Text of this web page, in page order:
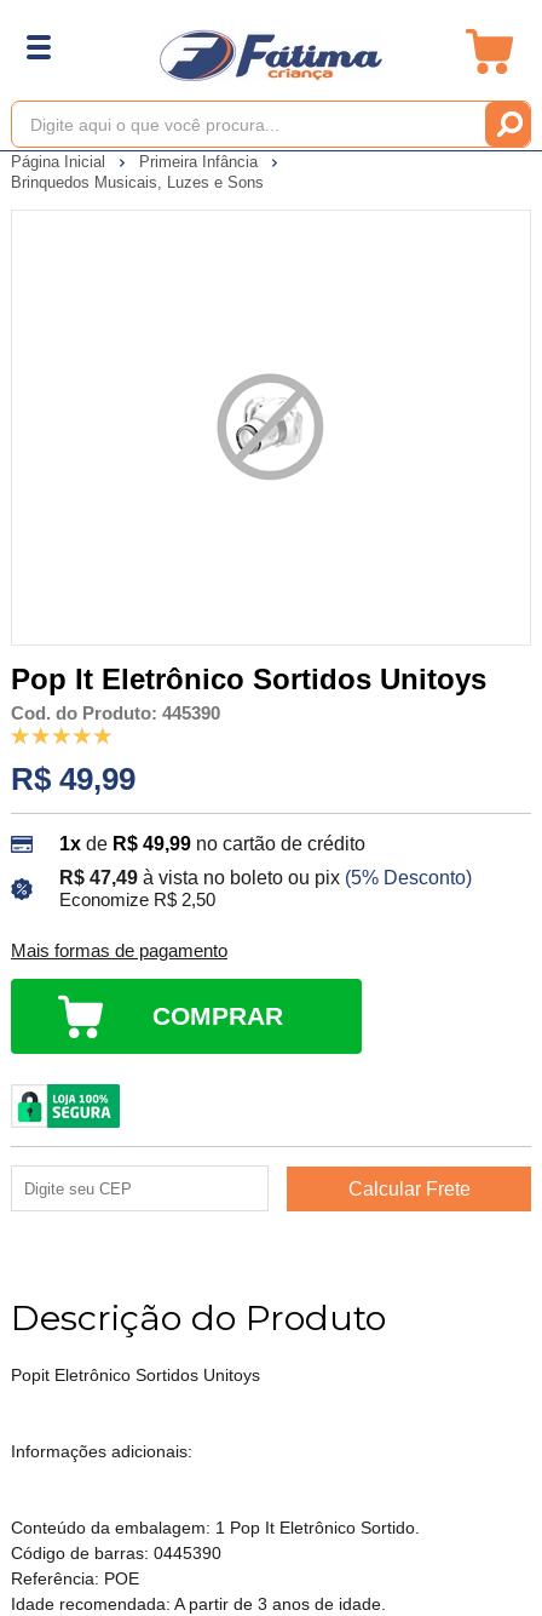
Página Inicial
Primeira Infância
Brinquedos Musicais, Luzes e Sons
Pop It Eletrônico Sortidos Unitoys
Cod. do Produto: 445390
R$ 49,99
1xde R$ 49,99 no cartão de crédito
R$ 47,49 à vista no boleto ou pix (5% Desconto)
Economize R$ 2,50
Mais formas de pagamento
COMPRAR
Descrição do Produto
Popit Eletrônico Sortidos Unitoys
Informações adicionais:
Conteúdo da embalagem: 1 Pop It Eletrônico Sortido.
Código de barras: 0445390
Referência: POE
Idade recomendada: A partir de 3 anos de idade.